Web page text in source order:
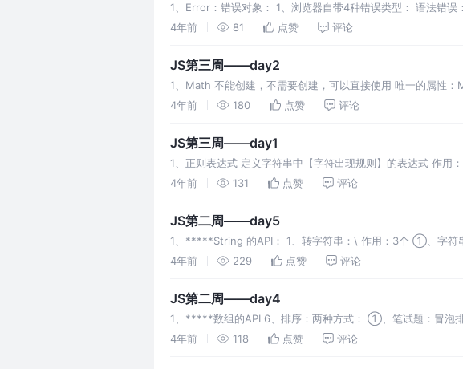
1、Error：错误对象： 1、浏览器自带4种错误类型： 语法错
了 类型错误：T
4年前 81 点赞 评论
JS第三周——day2
1、Math 不能创建，不需要创建，可以直接使用 唯一的属性
超过15位否则会失效 下取整：不管超
4年前 180 点赞 评论
JS第三周——day1
1、正则表达式 定义字符串中【字符出现规则】的表达式 作用
备选字符列表 注意：①一个中括号只能匹配一位字符
4年前 131 点赞 评论
JS第二周——day5
1、*****String 的API： 1、转字符串：\ 作用：3个 ①、字符
unicode号 表示一个字
4年前 229 点赞 评论
JS第二周——day4
1、*****数组的API 6、排序：两种方式： ①、笔试题：冒泡
交换位置： 公式： ②、正式开发中：数组API提
4年前 118 点赞 评论